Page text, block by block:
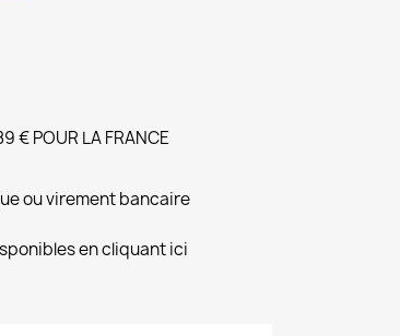
€ POUR LA FRANCE
ou virement bancaire
en cliquant ici